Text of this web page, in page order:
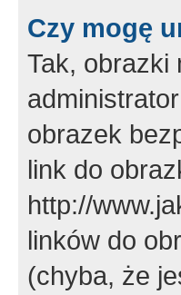
Czy mogę
Tak, obrazki
obrazek
link do
http://
linków do
(chyba, że